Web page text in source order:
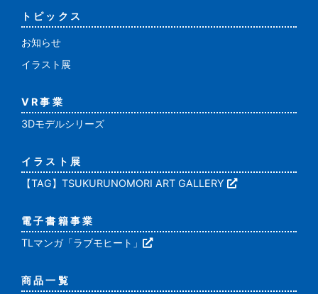
トピックス
お知らせ
イラスト展
VR事業
3Dモデルシリーズ
イラスト展
【TAG】TSUKURUNOMORI ART GALLERY
電子書籍事業
TLマンガ「ラブモヒート」
商品一覧